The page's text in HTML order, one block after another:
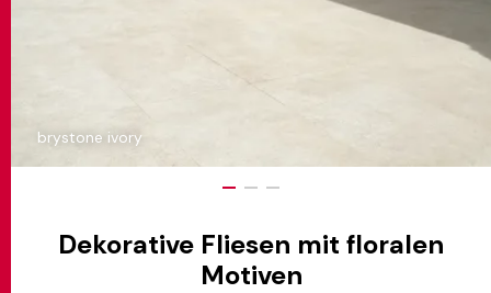
brystone ivory
Dekorative Fliesen mit floralen
Motiven